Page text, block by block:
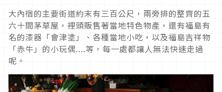
大內宿的主要街道約末有三百公尺，兩旁排的整齊的五
六十間茅草屋，裡頭販售著當地特色物產，還有福島有
名的漆器「會津塗」、各種當地小吃，以及福島吉祥物
「赤牛」的小玩偶....等，每一處都讓人無法快速走過
呢。